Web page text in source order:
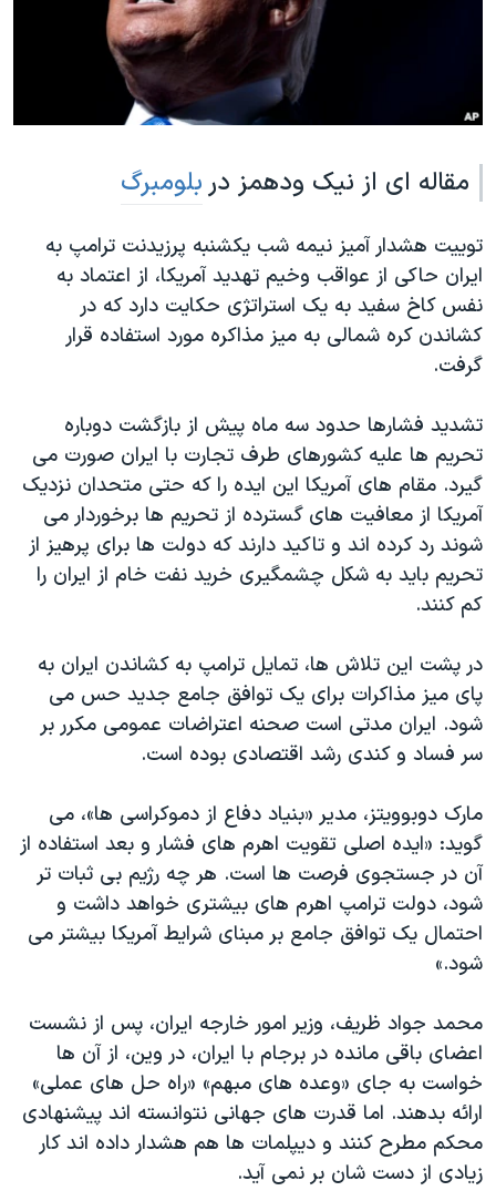
اسرائیل در جنگ
آرشیو پخش زنده
انتخابات ریاست جمهوری آمریکا ۲۰۲۴
حمله جمهوری اسلامی به اسرائیل
ورزش زنان در ایران
مجموعه مستندهای دادخواهی
تریبونال مردمی آبان ۹۸
دادگاه حمید نوری
قانون شفافیت دارائی کادر رهبری ایران
اعتراضات مردمی آبان ۹۸
اسرائیل در جنگ
نرگس محمدی برنده جایزه نوبل صلح
همایش محافظه‌کاران آمریکا «سی‌پک»
سفر پرزیدنت ترامپ به چین
زبانهای مختلف
مقاله ای از نیک ودهمز در بلومبرگ
توییت هشدار آمیز نیمه شب یکشنبه پرزیدنت ترامپ به
ایران حاکی از عواقب وخیم تهدید آمریکا، از اعتماد به
نفس کاخ سفید به یک استراتژی حکایت دارد که در
کشاندن کره شمالی به میز مذاکره مورد استفاده قرار
گرفت.
تشدید فشارها حدود سه ماه پیش از بازگشت دوباره
تحریم ها علیه کشورهای طرف تجارت با ایران صورت می
گیرد. مقام های آمریکا این ایده را که حتی متحدان نزدیک
آمریکا از معافیت های گسترده از تحریم ها برخوردار می
شوند رد کرده اند و تاکید دارند که دولت ها برای پرهیز از
تحریم باید به شکل چشمگیری خرید نفت خام از ایران را
کم کنند.
در پشت این تلاش ها، تمایل ترامپ به کشاندن ایران به
پای میز مذاکرات برای یک توافق جامع جدید حس می
شود. ایران مدتی است صحنه اعتراضات عمومی مکرر بر
سر فساد و کندی رشد اقتصادی بوده است.
مارک دوبوویتز، مدیر «بنیاد دفاع از دموکراسی ها»، می
گوید: «ایده اصلی تقویت اهرم های فشار و بعد استفاده از
آن در جستجوی فرصت ها است. هر چه رژیم بی ثبات تر
شود، دولت ترامپ اهرم های بیشتری خواهد داشت و
احتمال یک توافق جامع بر مبنای شرایط آمریکا بیشتر می
شود.»
محمد جواد ظریف، وزیر امور خارجه ایران، پس از نشست
اعضای باقی مانده در برجام با ایران، در وین، از آن ها
خواست به جای «وعده های مبهم» «راه حل های عملی»
ارائه بدهند. اما قدرت های جهانی نتوانسته اند پیشنهادی
محکم مطرح کنند و دیپلمات ها هم هشدار داده اند کار
زیادی از دست شان بر نمی آید.